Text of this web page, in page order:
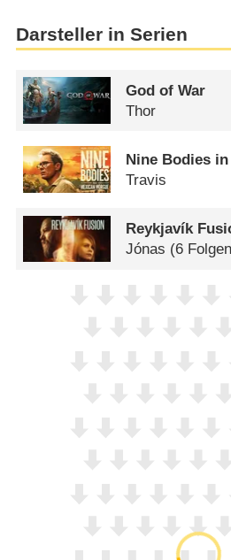
Darsteller in Serien
God of War
Thor
Nine Bodies
Travis
Reykjavík
Jónas (6